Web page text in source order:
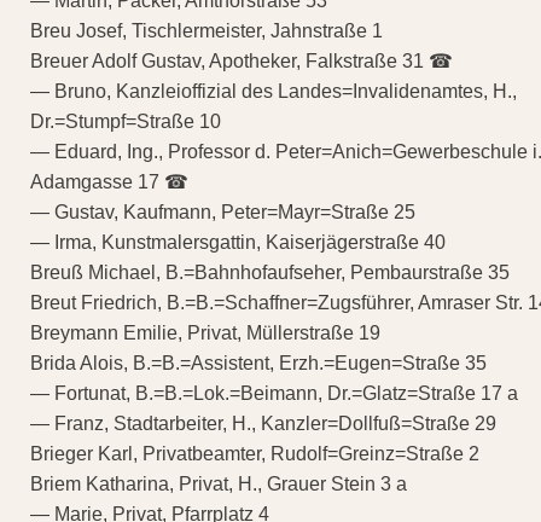
Breu Josef, Tischlermeister, Jahnstraße 1
Breuer Adolf Gustav, Apotheker, Falkstraße 31 ☎
— Bruno, Kanzleioffizial des Landes=Invalidenamtes, H.,
Dr.=Stumpf=Straße 10
— Eduard, Ing., Professor d. Peter=Anich=Gewerbeschule
Adamgasse 17 ☎
— Gustav, Kaufmann, Peter=Mayr=Straße 25
— Irma, Kunstmalersgattin, Kaiserjägerstraße 40
Breuß Michael, B.=Bahnhofaufseher, Pembaurstraße 35
Breut Friedrich, B.=B.=Schaffner=Zugsführer, Amraser Str.
Breymann Emilie, Privat, Müllerstraße 19
Brida Alois, B.=B.=Assistent, Erzh.=Eugen=Straße 35
— Fortunat, B.=B.=Lok.=Beimann, Dr.=Glatz=Straße 17 a
— Franz, Stadtarbeiter, H., Kanzler=Dollfuß=Straße 29
Brieger Karl, Privatbeamter, Rudolf=Greinz=Straße 2
Briem Katharina, Privat, H., Grauer Stein 3 a
— Marie, Privat, Pfarrplatz 4